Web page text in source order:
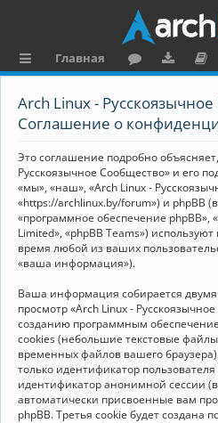
ы
к
и
Главная
ру
ру
и
ку
е
н
та
ц
я
Arch Linux -
Соглашение о
Это соглашение подробно
Русскоязычное Сообщество» и его
«мы», «наш», «Arch Linux -
«https://archlinux.by/forum») и phpBB
«программное обеспечение phpBB»,
Limited», «phpBB Teams»)
время любой из ваших
«ваша информация»).
Ваша информация собирается
просмотр «Arch Linux -
созданию программным
cookies (небольшие текстовые
временных файлов вашего
только идентификатор
идентификатор анонимной сессии
автоматически присвоенные вам
phpBB. Третья cookie будет создана